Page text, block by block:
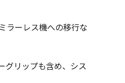
ラーレス機への移行な
グリップも含め、シス